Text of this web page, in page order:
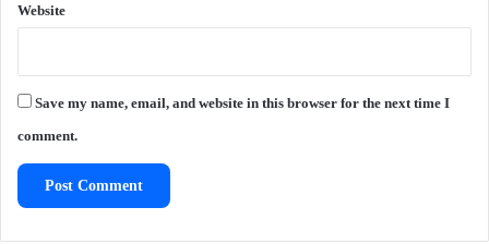
Website
Save my name, email, and website in this browser for the next time I
comment.